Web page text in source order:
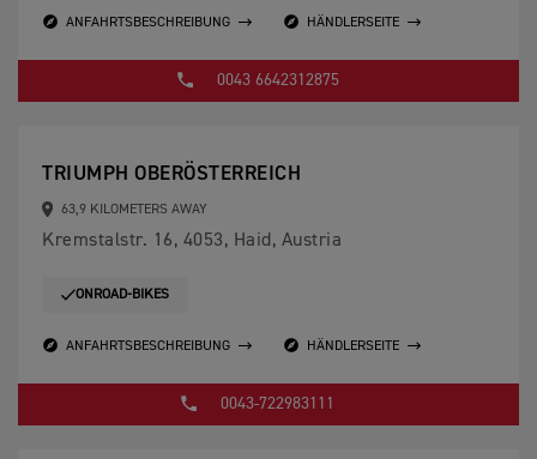
ANFAHRTSBESCHREIBUNG HÄNDLERSEITE
0043 6642312875
TRIUMPH OBERÖSTERREICH
63,9 KILOMETERS AWAY
Kremstalstr. 16, 4053, Haid, Austria
ONROAD-BIKES
ANFAHRTSBESCHREIBUNG HÄNDLERSEITE
0043-722983111